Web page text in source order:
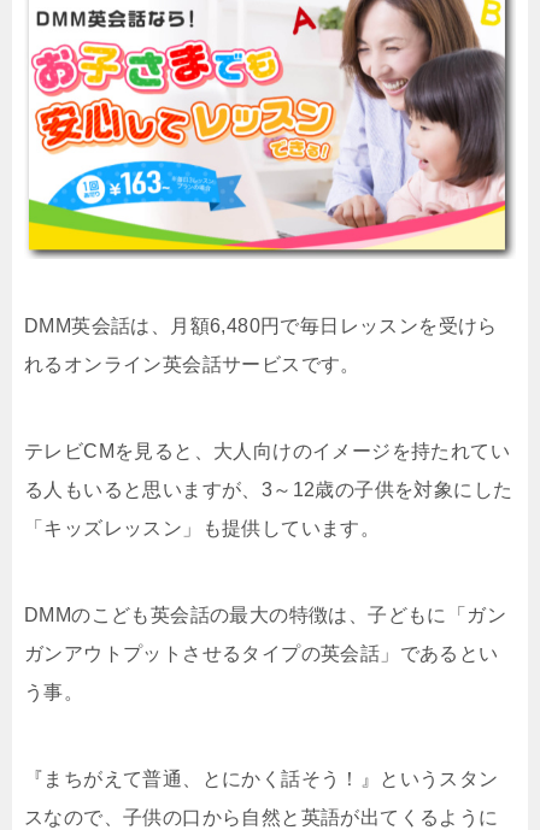
DMM英会話は、月額6,480円で毎日レッスンを受けら
れるオンライン英会話サービスです。
テレビCMを見ると、大人向けのイメージを持たれてい
る人もいると思いますが、3～12歳の子供を対象にした
「キッズレッスン」も提供しています。
DMMのこども英会話の最大の特徴は、子どもに「ガン
ガンアウトプットさせるタイプの英会話」であるとい
う事。
『まちがえて普通、とにかく話そう！』というスタン
スなので、子供の口から自然と英語が出てくるように